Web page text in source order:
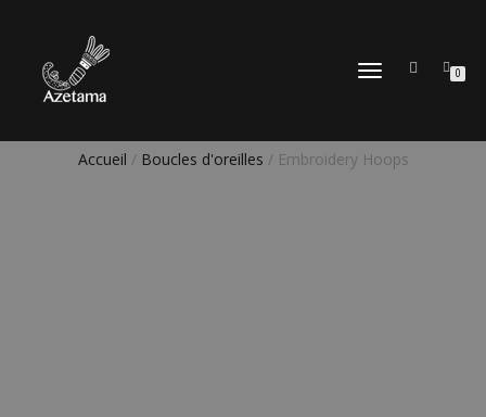
DÉPLIER
0
Accueil / Boucles d'oreilles / Embroidery Hoops